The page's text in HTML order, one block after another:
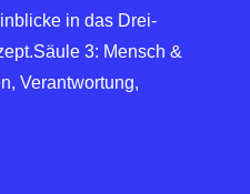
in das Drei-
3: Mensch &
Verantwortung,